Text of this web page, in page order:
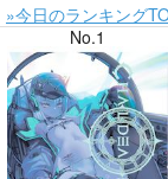
8月4日掲載
»今日のランキング
No.1